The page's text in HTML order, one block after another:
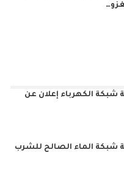
الكهرباء إعلان عن
شبكة الماء الصالح للشرب